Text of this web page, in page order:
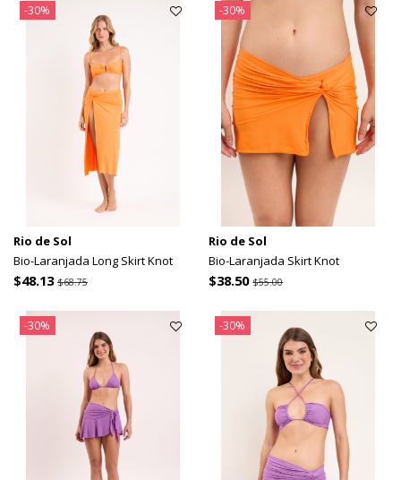
-30%
Rio de Sol
Bio-Laranjada Long Skirt Knot
$48.13 $68.75
-30%
Rio de Sol
Bio-Laranjada Skirt Knot
$38.50$55.00
-30% -30%